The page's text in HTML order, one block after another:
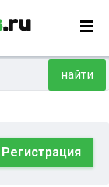
найти
Регистрация